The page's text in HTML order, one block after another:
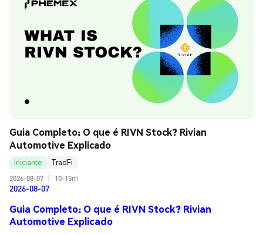
Guia Completo: O que é RIVN Stock? Rivian
Automotive Explicado
Iniciante
TradFi
2026-08-07
10-15m
2026-08-07
Guia Completo: O que é RIVN Stock? Rivian
Automotive Explicado